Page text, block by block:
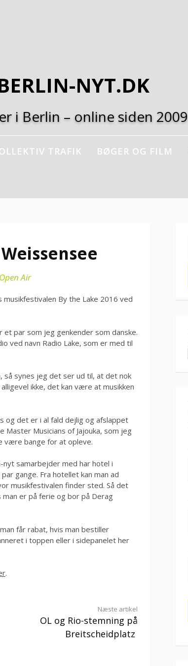
NYT.DK
i Berlin – online siden 2009
TRAFIK BØGER OG FILM
Open Air
By the Lake 2016 ved
par som jeg genkender som danske.
ved navn Radio Lake, som er med til
så synes jeg det ser ud til, at det nok
ikke, det kan være at musikken
og det er i al fald dejlig og afslappet
Master Musicians of Jajouka, som jeg
være bange for at opleve.
samarbejder med har hotel i
gange. Fra hotellet kan man ad
musikfestivalen finder sted. Så det
er på ferie og bor på Derag
får rabat, hvis man bestiller
i toppen eller i sidepanelet her
.
Næste artikel
OL og Rio-stemning på
Breitscheidplatz